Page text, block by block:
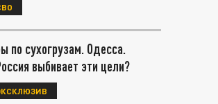
по сухогрузам. Одесса.
выбивает эти цели?